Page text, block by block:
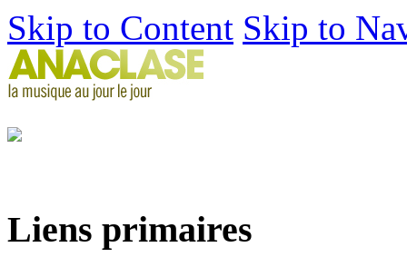
Skip to Content Skip to
Liens primaires